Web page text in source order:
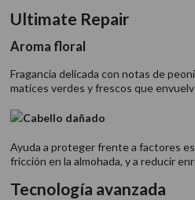
Ultimate Repair
Aroma floral
Fragancia delicada con notas de
matices verdes y frescos que
Cabello dañado
Ayuda a proteger frente a factores
fricción en la almohada, y a reducir
Tecnología avanzada